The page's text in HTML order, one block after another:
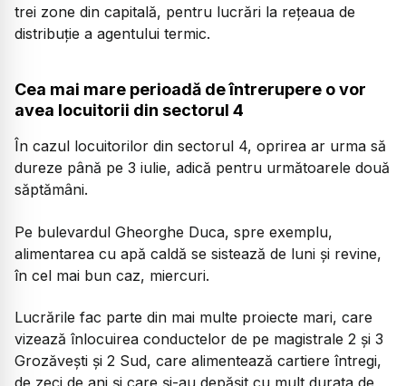
trei zone din capitală, pentru lucrări la rețeaua de
distribuție a agentului termic.
Cea mai mare perioadă de întrerupere o vor
avea locuitorii din sectorul 4
În cazul locuitorilor din sectorul 4, oprirea ar urma să
dureze până pe 3 iulie, adică pentru următoarele două
săptămâni.
Pe bulevardul Gheorghe Duca, spre exemplu,
alimentarea cu apă caldă se sistează de luni și revine,
în cel mai bun caz, miercuri.
Lucrările fac parte din mai multe proiecte mari, care
vizează înlocuirea conductelor de pe magistrale 2 și 3
Grozăvești și 2 Sud, care alimentează cartiere întregi,
de zeci de ani și care și-au depășit cu mult durata de